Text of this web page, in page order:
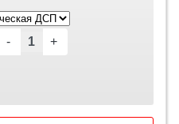
- +